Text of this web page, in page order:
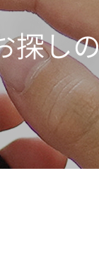
探し